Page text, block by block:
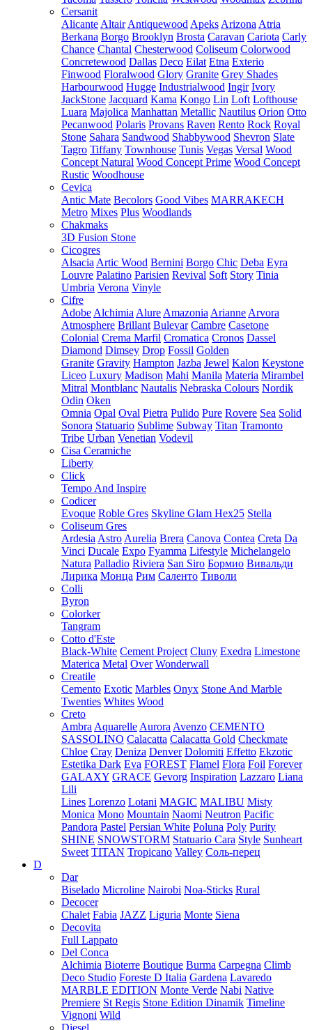
Cersanit
Alicante Altair Antiquewood Apeks Arizona Atria
Berkana Borgo Brooklyn Brosta Caravan Cariota Carly
Chance Chantal Chesterwood Coliseum Colorwood
Concretewood Dallas Deco Eilat Etna Exterio
Finwood Floralwood Glory Granite Grey Shades
Harbourwood Hugge Industrialwood Ingir Ivory
JackStone Jacquard Kama Kongo Lin Loft Lofthouse
Luara Majolica Manhattan Metallic Nautilus Orion Otto
Pecanwood Polaris Provans Raven Rento Rock Royal
Stone Sahara Sandwood Shabbywood Shevron Slate
Tagro Tiffany Townhouse Tunis Vegas Versal Wood
Concept Natural Wood Concept Prime Wood Concept
Rustic Woodhouse
Cevica
Antic Mate Becolors Good Vibes MARRAKECH
Metro Mixes Plus Woodlands
Chakmaks
3D Fusion Stone
Cicogres
Alsacia Artic Wood Bernini Borgo Chic Deba Eyra
Louvre Palatino Parisien Revival Soft Story Tinia
Umbria Verona Vinyle
Cifre
Adobe Alchimia Alure Amazonia Arianne Arvora
Atmosphere Brillant Bulevar Cambre Casetone
Colonial Crema Marfil Cromatica Cronos Dassel
Diamond Dimsey Drop Fossil Golden
Granite Gravity Hampton Jazba Jewel Kalon Keystone
Liceo Luxury Madison Mahi Manila Materia Mirambel
Mitral Montblanc Nautalis Nebraska Colours Nordik
Odin Oken
Omnia Opal Oval Pietra Pulido Pure Rovere Sea Solid
Sonora Statuario Sublime Subway Titan Tramonto
Tribe Urban Venetian Vodevil
Cisa Ceramiche
Liberty
Click
Tempo And Inspire
Codicer
Evoque Roble Gres Skyline Glam Hex25 Stella
Coliseum Gres
Ardesia Astro Aurelia Brera Canova Contea Creta Da
Vinci Ducale Expo Fyamma Lifestyle Michelangelo
Natura Palladio Riviera San Siro Бормио Вивальди
Лирика Монца Рим Саленто Тиволи
Colli
Byron
Colorker
Tangram
Cotto d'Este
Black-White Cement Project Cluny Exedra Limestone
Materica Metal Over Wonderwall
Creatile
Cemento Exotic Marbles Onyx Stone And Marble
Twenties Whites Wood
Creto
Ambra Aquarelle Aurora Avenzo CEMENTO
SASSOLINO Calacatta Calacatta Gold Checkmate
Chloe Cray Deniza Denver Dolomiti Effetto Ekzotic
Estetika Dark Eva FOREST Flamel Flora Foil Forever
GALAXY GRACE Gevorg Inspiration Lazzaro Liana
Lili
Lines Lorenzo Lotani MAGIC MALIBU Misty
Monica Mono Mountain Naomi Neutron Pacific
Pandora Pastel Persian White Poluna Poly Purity
SHINE SNOWSTORM Statuario Cara Style Sunheart
Sweet TITAN Tropicano Valley Соль-перец
D
Dar
Biselado Microline Nairobi Noa-Sticks Rural
Decocer
Chalet Fabia JAZZ Liguria Monte Siena
Decovita
Full Lappato
Del Conca
Alchimia Bioterre Boutique Burma Carpegna Climb
Deco Studio Foreste D Italia Gardena Lavaredo
MARBLE EDITION Monte Verde Nabi Native
Premiere St Regis Stone Edition Dinamik Timeline
Vignoni Wild